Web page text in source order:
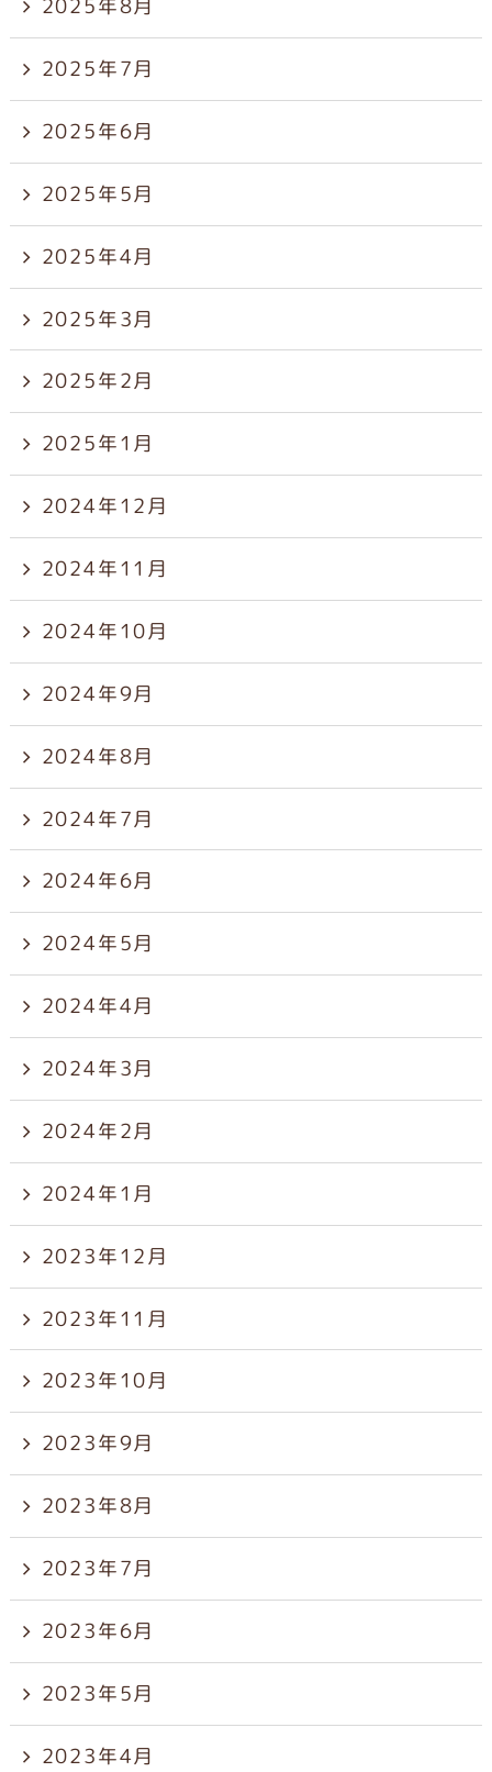
2025年8月
2025年7月
2025年6月
2025年5月
2025年4月
2025年3月
2025年2月
2025年1月
2024年12月
2024年11月
2024年10月
2024年9月
2024年8月
2024年7月
2024年6月
2024年5月
2024年4月
2024年3月
2024年2月
2024年1月
2023年12月
2023年11月
2023年10月
2023年9月
2023年8月
2023年7月
2023年6月
2023年5月
2023年4月